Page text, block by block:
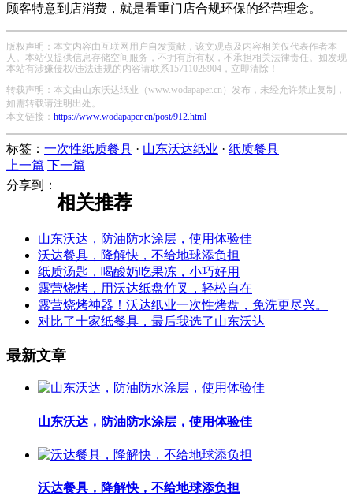
顾客特意到店消费，就是看重门店合规环保的经营理念。
版权声明：本文内容由互联网用户自发贡献，该文观点及内容相关仅代表作者本
人。本站仅提供信息存储空间服务，不拥有所有权，不承担相关法律责任。如发现
本站有涉嫌侵权/违法违规的内容请联系15711028904，立即清除！
转载声明：本文由山东沃达纸业（www.wodapaper.cn）发布，未经允许禁止复制，
如需转载请注明出处。
本文链接： https://www.wodapaper.cn/post/912.html
标签： 一次性纸质餐具 · 山东沃达纸业 · 纸质餐具
上一篇 下一篇
分享到：
相关推荐
山东沃达，防油防水涂层，使用体验佳
沃达餐具，降解快，不给地球添负担
纸质汤匙，喝酸奶吃果冻，小巧好用
露营烧烤，用沃达纸盘竹叉，轻松自在
露营烧烤神器！沃达纸业一次性烤盘，免洗更尽兴。
对比了十家纸餐具，最后我选了山东沃达
最新文章
山东沃达，防油防水涂层，使用体验佳
沃达餐具，降解快，不给地球添负担